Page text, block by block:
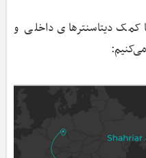
کمک دیتاسنترهای داخلی و